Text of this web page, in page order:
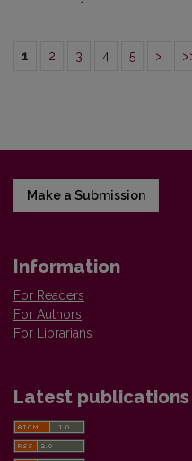
1 2 3 4 5 >
Make a Submission
Information
For Readers
For Authors
For Librarians
Latest publications